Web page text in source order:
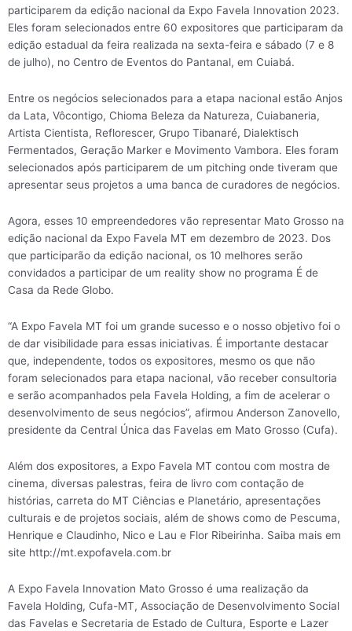
participarem da edição nacional da Expo Favela Innovation 2023.
Eles foram selecionados entre 60 expositores que participaram da
edição estadual da feira realizada na sexta-feira e sábado (7 e 8
de julho), no Centro de Eventos do Pantanal, em Cuiabá.
Entre os negócios selecionados para a etapa nacional estão Anjos
da Lata, Vôcontigo, Chioma Beleza da Natureza, Cuiabaneria,
Artista Cientista, Reflorescer, Grupo Tibanaré, Dialektisch
Fermentados, Geração Marker e Movimento Vambora. Eles foram
selecionados após participarem de um pitching onde tiveram que
apresentar seus projetos a uma banca de curadores de negócios.
Agora, esses 10 empreendedores vão representar Mato Grosso na
edição nacional da Expo Favela MT em dezembro de 2023. Dos
que participarão da edição nacional, os 10 melhores serão
convidados a participar de um reality show no programa É de
Casa da Rede Globo.
“A Expo Favela MT foi um grande sucesso e o nosso objetivo foi o
de dar visibilidade para essas iniciativas. É importante destacar
que, independente, todos os expositores, mesmo os que não
foram selecionados para etapa nacional, vão receber consultoria
e serão acompanhados pela Favela Holding, a fim de acelerar o
desenvolvimento de seus negócios”, afirmou Anderson Zanovello,
presidente da Central Única das Favelas em Mato Grosso (Cufa).
Além dos expositores, a Expo Favela MT contou com mostra de
cinema, diversas palestras, feira de livro com contação de
histórias, carreta do MT Ciências e Planetário, apresentações
culturais e de projetos sociais, além de shows como de Pescuma,
Henrique e Claudinho, Nico e Lau e Flor Ribeirinha. Saiba mais em
site http://mt.expofavela.com.br
A Expo Favela Innovation Mato Grosso é uma realização da
Favela Holding, Cufa-MT, Associação de Desenvolvimento Social
das Favelas e Secretaria de Estado de Cultura, Esporte e Lazer